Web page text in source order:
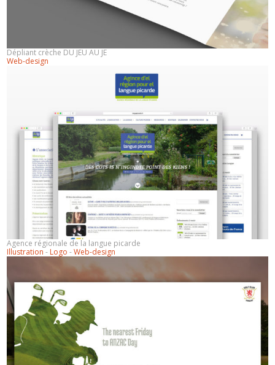
Dépliant crèche DU JEU AU JE
Web-design
Agence régionale de la langue picarde
Illustration - Logo -Web-design